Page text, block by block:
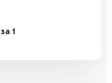
за 1